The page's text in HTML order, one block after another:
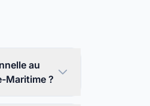
au
Maritime ?